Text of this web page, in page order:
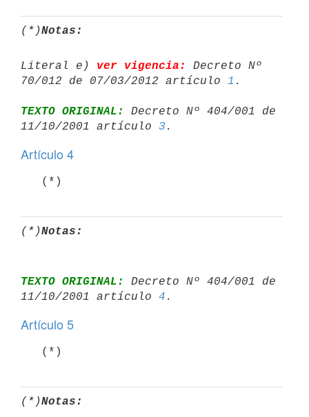
(*)Notas:
Literal e) ver vigencia:
Decreto Nº
70/012 de 07/03/2012 artículo 1
TEXTO ORIGINAL:
Decreto Nº 404/001 de
11/10/2001 artículo 3
Artículo 4
   (*)
(*)Notas:
TEXTO ORIGINAL:
Decreto Nº 404/001 de
11/10/2001 artículo 4
Artículo 5
   (*)
(*)Notas: